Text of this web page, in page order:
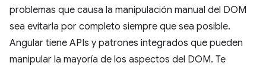
problemas que causa la manipulación manual del DOM
sea evitarla por completo siempre que sea posible.
Angular tiene APIs y patrones integrados que pueden
manipular la mayoría de los aspectos del DOM. Te